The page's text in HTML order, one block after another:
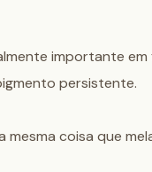
importante
persistente.
mesma coisa que